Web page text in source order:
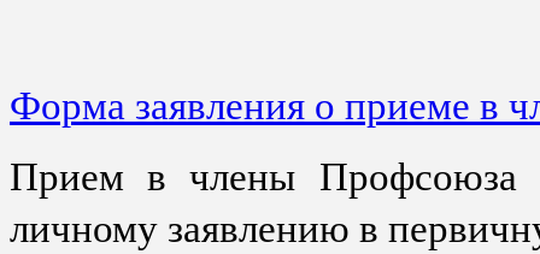
Форма заявления о приеме в
Прием в члены Профсоюза
личному заявлению в